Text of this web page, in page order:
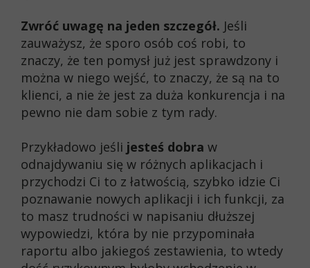
Zwróć uwagę na jeden szczegół. Jeśli
zauważysz, że sporo osób coś robi, to
znaczy, że ten pomysł już jest sprawdzony i
można w niego wejść, to znaczy, że są na to
klienci, a nie że jest za duża konkurencja i na
pewno nie dam sobie z tym rady.
Przykładowo jeśli jesteś dobra w
odnajdywaniu się w różnych aplikacjach i
przychodzi Ci to z łatwością, szybko idzie Ci
poznawanie nowych aplikacji i ich funkcji, za
to masz trudności w napisaniu dłuższej
wypowiedzi, która by nie przypominała
raportu albo jakiegoś zestawienia, to wtedy